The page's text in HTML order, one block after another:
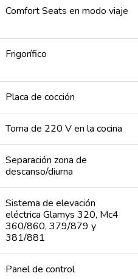
Comfort Seats en modo viaje
Frigorífico
Placa de cocción
Toma de 220 V en la cocina
Separación zona de
descanso/diurna
Sistema de elevación
eléctrica Glamys 320, Mc4
360/860, 379/879 y
381/881
Panel de control